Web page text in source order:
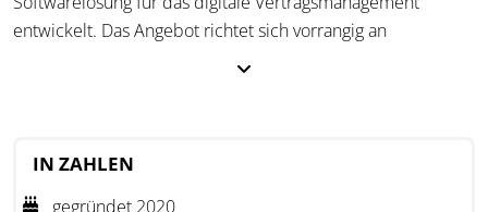
entwickelt. Das Angebot richtet sich vorrangig an
dabei durch eine KI-gestützte Analyse sowie automatische
Erinnerungssysteme unterstützt.
IN ZAHLEN
gegründet 2020